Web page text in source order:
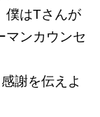
僕はTさんが
マンカウンセ
謝を伝えよ